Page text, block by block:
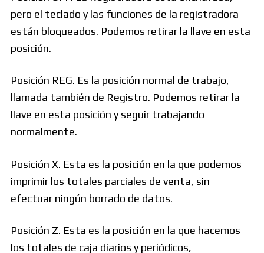
pero el teclado y las funciones de la registradora
están bloqueados. Podemos retirar la llave en esta
posición.
Posición REG. Es la posición normal de trabajo,
llamada también de Registro. Podemos retirar la
llave en esta posición y seguir trabajando
normalmente.
Posición X. Esta es la posición en la que podemos
imprimir los totales parciales de venta, sin
efectuar ningún borrado de datos.
Posición Z. Esta es la posición en la que hacemos
los totales de caja diarios y periódicos,